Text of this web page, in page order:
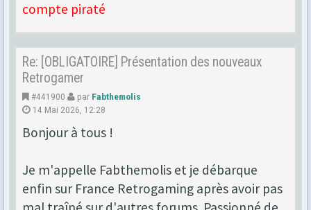
compte piraté
Re: [OBLIGATOIRE] Présentation des nouveaux
Retrogamer
#441900 par Fabthemolis
14 Mai 2026, 12:28
Bonjour à tous !
Je m'appelle Fabthemolis et je débarque
enfin sur France Retrogaming après avoir pas